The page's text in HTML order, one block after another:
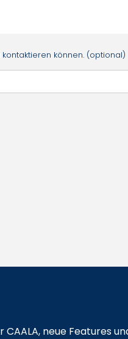
können. (optional)
neue Features